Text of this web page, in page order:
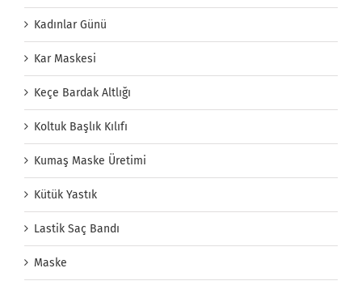
Kadınlar Günü
Kar Maskesi
Keçe Bardak Altlığı
Koltuk Başlık Kılıfı
Kumaş Maske Üretimi
Kütük Yastık
Lastik Saç Bandı
Maske